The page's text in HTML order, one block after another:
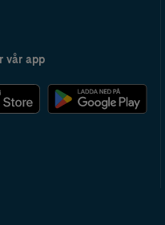
vår app